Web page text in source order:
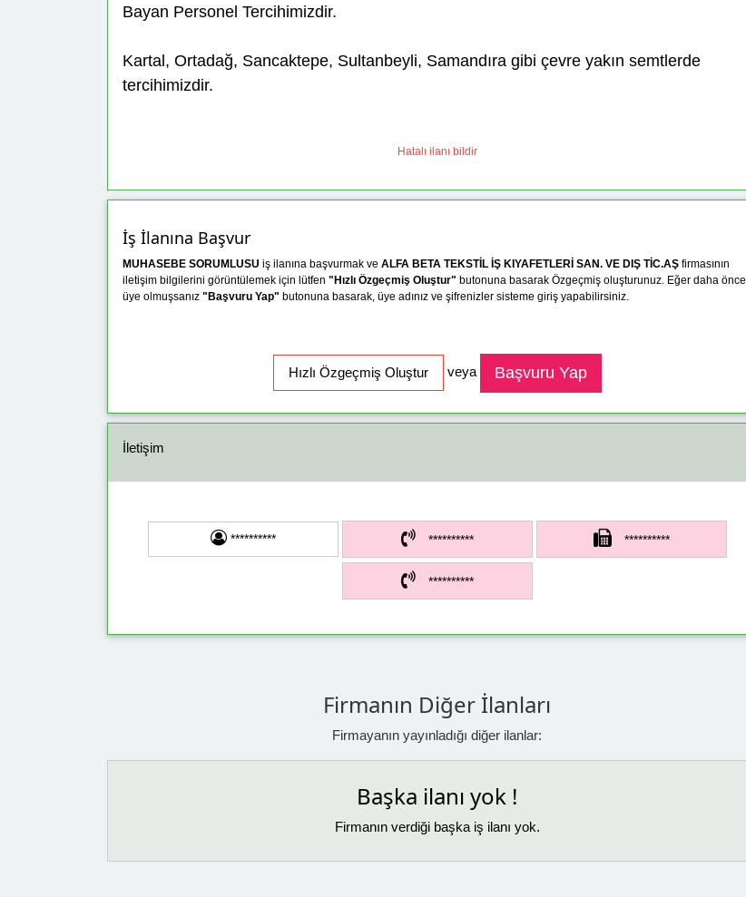
Bayan Personel Tercihimizdir.
Kartal, Ortadağ, Sancaktepe, Sultanbeyli, Samandıra gibi çevre yakın semtlerde
tercihimizdir.
Hatalı ilanı bildir
İş İlanına Başvur
MUHASEBE SORUMLUSU iş ilanına başvurmak ve ALFA BETA TEKSTİL İŞ KIYAFETLERİ SAN. VE DIŞ TİC.AŞ firmasının
iletişim bilgilerini görüntülemek için lütfen "Hızlı Özgeçmiş Oluştur" butonuna basarak Özgeçmiş oluşturunuz. Eğer daha önce
üye olmuşsanız "Başvuru Yap" butonuna basarak, üye adınız ve şifrenizler sisteme giriş yapabilirsiniz.
veya
İletişim
********** ********** **********
**********
Firmanın Diğer İlanları
Firmayanın yayınladığı diğer ilanlar:
Başka ilanı yok !
Firmanın verdiği başka iş ilanı yok.